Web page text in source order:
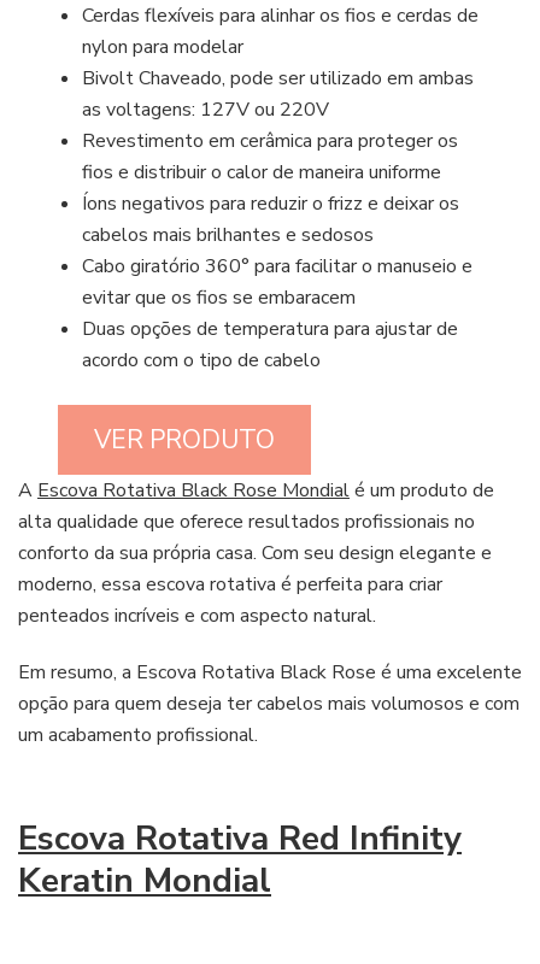
Cerdas flexíveis para alinhar os fios e cerdas de
nylon para modelar
Bivolt Chaveado, pode ser utilizado em ambas
as voltagens: 127V ou 220V
Revestimento em cerâmica para proteger os
fios e distribuir o calor de maneira uniforme
Íons negativos para reduzir o frizz e deixar os
cabelos mais brilhantes e sedosos
Cabo giratório 360° para facilitar o manuseio e
evitar que os fios se embaracem
Duas opções de temperatura para ajustar de
acordo com o tipo de cabelo
VER PRODUTO
A Escova Rotativa Black Rose Mondialé um produto de
alta qualidade que oferece resultados profissionais no
conforto da sua própria casa. Com seu design elegante e
moderno, essa escova rotativa é perfeita para criar
penteados incríveis e com aspecto natural.
Em resumo, a Escova Rotativa Black Rose é uma excelente
opção para quem deseja ter cabelos mais volumosos e com
um acabamento profissional.
Escova Rotativa Red Infinity
Keratin Mondial